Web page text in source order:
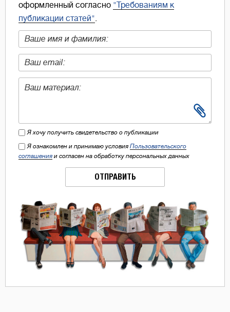
оформленный согласно "Требованиям к
публикации статей".
Я хочу получить свидетельство о публикации
Я ознакомлен и принимаю условия Пользовательского
соглашения и согласен на обработку персональных данных
ОТПРАВИТЬ